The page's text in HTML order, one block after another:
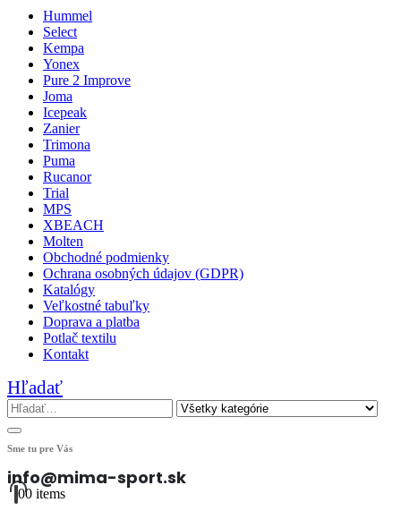
Hummel
Select
Kempa
Yonex
Pure 2 Improve
Joma
Icepeak
Zanier
Trimona
Puma
Rucanor
Trial
MPS
XBEACH
Molten
Obchodné podmienky
Ochrana osobných údajov (GDPR)
Katalógy
Veľkostné tabuľky
Doprava a platba
Potlač textilu
Kontakt
Hľadať
Sme tu pre Vás
info@mima-sport.sk
00 items